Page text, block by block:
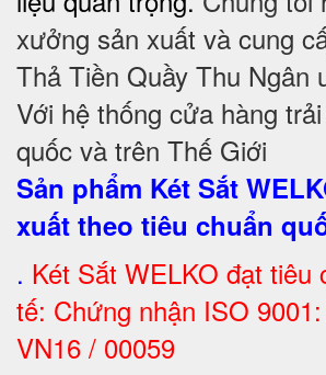
xưởng sản xuất và cung
Thả Tiền Quầy Thu Ngân
Với hệ thống cửa hàng
quốc và trên Thế Giới
Sản phẩm Két Sắt
xuất theo tiêu chuẩn
. Két Sắt WELKO đạt tiêu
tế: Chứng nhận ISO
VN16 / 00059